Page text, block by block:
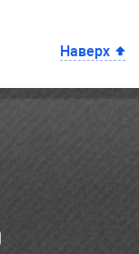
Наверх